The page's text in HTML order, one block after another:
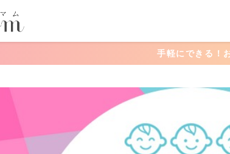
手軽にできる！おうちあそび一覧